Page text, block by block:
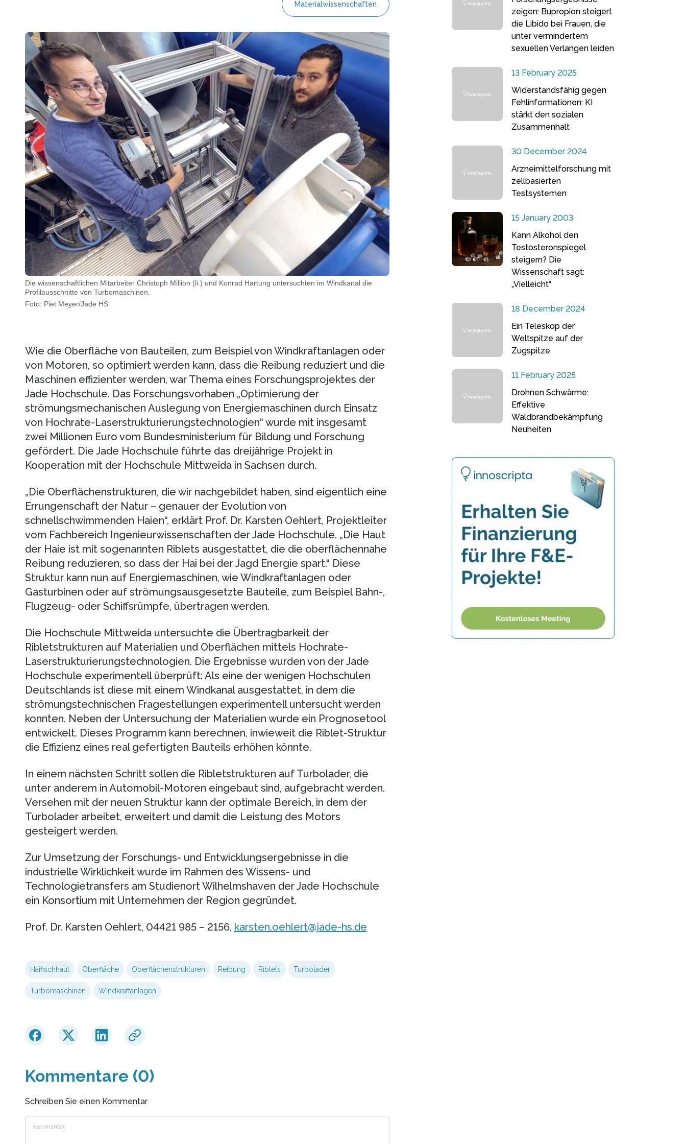
Materialwissenschaften
Die wissenschaftlichen Mitarbeiter Christoph Million (li.) und Konrad Hartung untersuchten im Windkanal die
Profilausschnitte von Turbomaschinen.
Foto: Piet Meyer/Jade HS
Wie die Oberfläche von Bauteilen, zum Beispiel von Windkraftanlagen oder
von Motoren, so optimiert werden kann, dass die Reibung reduziert und die
Maschinen effizienter werden, war Thema eines Forschungsprojektes der
Jade Hochschule. Das Forschungsvorhaben „Optimierung der
strömungsmechanischen Auslegung von Energiemaschinen durch Einsatz
von Hochrate-Laserstrukturierungstechnologien“ wurde mit insgesamt
zwei Millionen Euro vom Bundesministerium für Bildung und Forschung
gefördert. Die Jade Hochschule führte das dreijährige Projekt in
Kooperation mit der Hochschule Mittweida in Sachsen durch.
„Die Oberflächenstrukturen, die wir nachgebildet haben, sind eigentlich eine
Errungenschaft der Natur – genauer der Evolution von
schnellschwimmenden Haien“, erklärt Prof. Dr. Karsten Oehlert, Projektleiter
vom Fachbereich Ingenieurwissenschaften der Jade Hochschule. „Die Haut
der Haie ist mit sogenannten Riblets ausgestattet, die die oberflächennahe
Reibung reduzieren, so dass der Hai bei der Jagd Energie spart.“ Diese
Struktur kann nun auf Energiemaschinen, wie Windkraftanlagen oder
Gasturbinen oder auf strömungsausgesetzte Bauteile, zum Beispiel Bahn-,
Flugzeug- oder Schiffsrümpfe, übertragen werden.
Die Hochschule Mittweida untersuchte die Übertragbarkeit der
Ribletstrukturen auf Materialien und Oberflächen mittels Hochrate-
Laserstrukturierungstechnologien. Die Ergebnisse wurden von der Jade
Hochschule experimentell überprüft: Als eine der wenigen Hochschulen
Deutschlands ist diese mit einem Windkanal ausgestattet, in dem die
strömungstechnischen Fragestellungen experimentell untersucht werden
konnten. Neben der Untersuchung der Materialien wurde ein Prognosetool
entwickelt. Dieses Programm kann berechnen, inwieweit die Riblet-Struktur
die Effizienz eines real gefertigten Bauteils erhöhen könnte.
In einem nächsten Schritt sollen die Ribletstrukturen auf Turbolader, die
unter anderem in Automobil-Motoren eingebaut sind, aufgebracht werden.
Versehen mit der neuen Struktur kann der optimale Bereich, in dem der
Turbolader arbeitet, erweitert und damit die Leistung des Motors
gesteigert werden.
Zur Umsetzung der Forschungs- und Entwicklungsergebnisse in die
industrielle Wirklichkeit wurde im Rahmen des Wissens- und
Technologietransfers am Studienort Wilhelmshaven der Jade Hochschule
ein Konsortium mit Unternehmen der Region gegründet.
Prof. Dr. Karsten Oehlert, 04421 985 – 2156, karsten.oehlert@jade-hs.de
Haifischhaut Oberfläche Oberflächenstrukturen Reibung Riblets Turbolader
Turbomaschinen Windkraftanlagen
Kommentare (0)
Schreiben Sie einen Kommentar
zeigen: Bupropion steigert
die Libido bei Frauen, die
unter vermindertem
sexuellen Verlangen leiden
13 February 2025
Widerstandsfähig gegen
Fehlinformationen: KI
stärkt den sozialen
Zusammenhalt
30 December 2024
Arzneimittelforschung mit
zellbasierten
Testsystemen
15 January 2003
Kann Alkohol den
Testosteronspiegel
steigern? Die
Wissenschaft sagt:
„Vielleicht“
18 December 2024
Ein Teleskop der
Weltspitze auf der
Zugspitze
11 February 2025
Drohnen Schwärme:
Effektive
Waldbrandbekämpfung
Neuheiten